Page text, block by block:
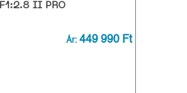
F1:2.8 II PRO
Ár: 449 990 Ft